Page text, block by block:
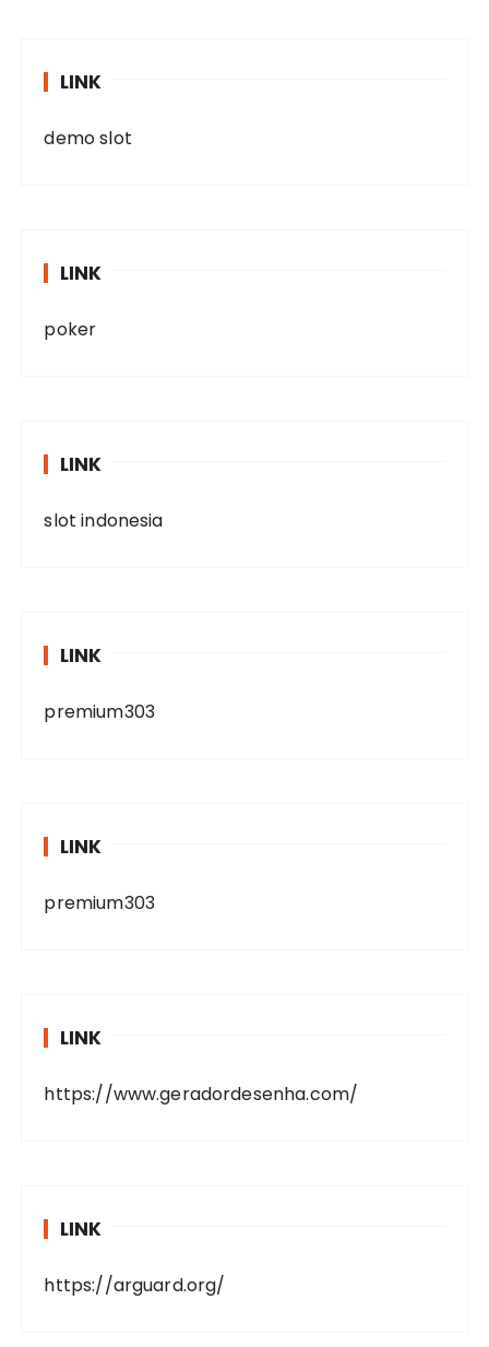
LINK
demo slot
LINK
poker
LINK
slot indonesia
LINK
premium303
LINK
premium303
LINK
https://www.geradordesenha.com/
LINK
https://arguard.org/